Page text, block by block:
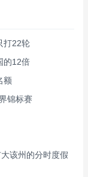
打22轮
的12倍
额
锦标赛
该州的分时度假